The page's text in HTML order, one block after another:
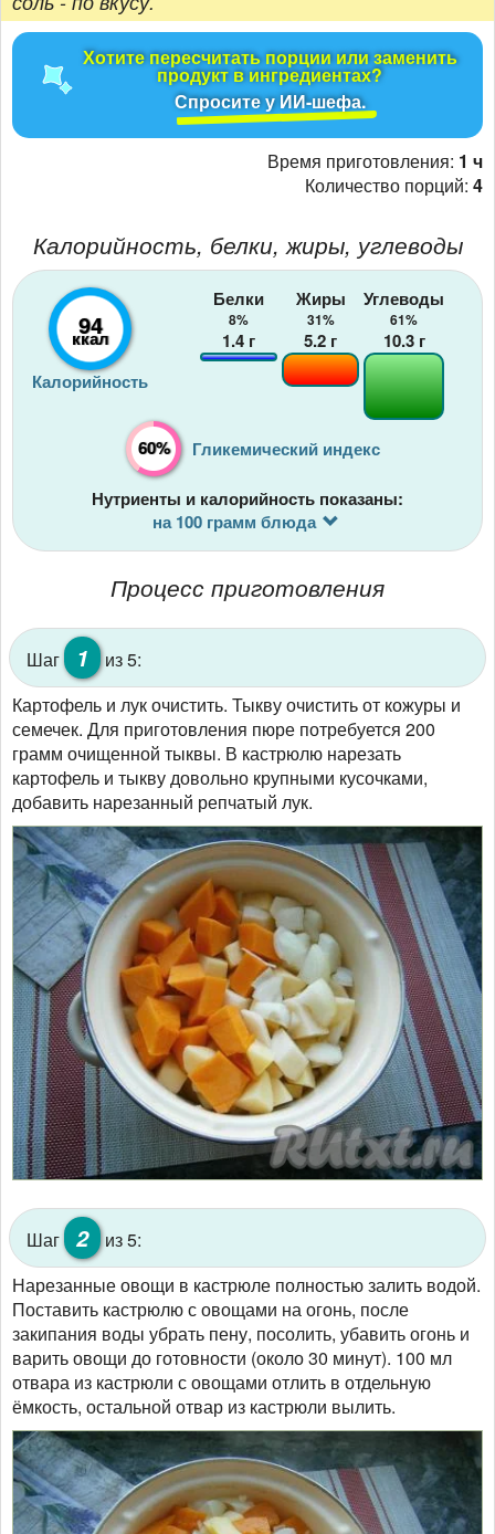
Хотите пересчитать порции или заменить
продукт в ингредиентах?
Спросите у ИИ-шефа.
Время приготовления: 1 ч
Количество порций: 4
Калорийность, белки, жиры, углеводы
94
ккал
Калорийность
Белки
8%
1.4 г
Жиры
31%
5.2 г
Углеводы
61%
10.3г
60% Гликемический индекс
Нутриенты и калорийность показаны:
на 100 грамм блюда
Процесс приготовления
Шаг 1
из 5:
Картофель и лук очистить. Тыкву очистить от кожуры и
семечек. Для приготовления пюре потребуется 200
грамм очищенной тыквы. В кастрюлю нарезать
картофель и тыкву довольно крупными кусочками,
добавить нарезанный репчатый лук.
Шаг 2
из 5:
Нарезанные овощи в кастрюле полностью залить водой.
Поставить кастрюлю с овощами на огонь, после
закипания воды убрать пену, посолить, убавить огонь и
варить овощи до готовности (около 30 минут). 100 мл
отвара из кастрюли с овощами отлить в отдельную
ёмкость, остальной отвар из кастрюли вылить.